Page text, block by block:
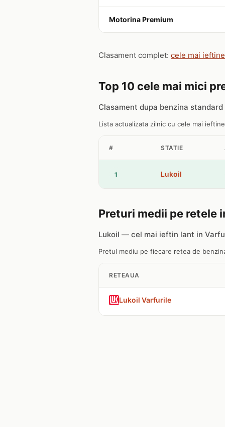
Motorina Premium
Clasament complet: cele mai
Top 10 cele mai mici
Clasament dupa benzina
Lista actualizata zilnic cu cele mai
# STATIE
1 Lukoil
Preturi medii pe retele
Lukoil — cel mai ieftin lant in
Pretul mediu pe fiecare retea de
RETEAUA
Lukoil Varfurile